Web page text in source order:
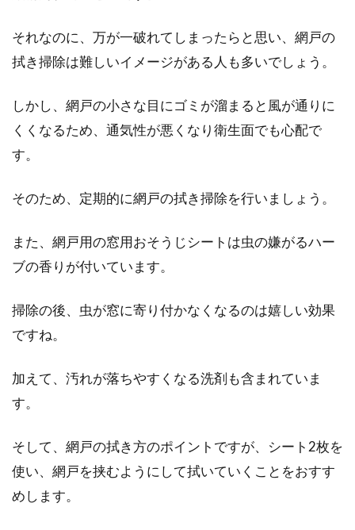
それなのに、万が一破れてしまったらと思い、網戸の
拭き掃除は難しいイメージがある人も多いでしょう。
しかし、網戸の小さな目にゴミが溜まると風が通りに
くくなるため、通気性が悪くなり衛生面でも心配で
す。
そのため、定期的に網戸の拭き掃除を行いましょう。
また、網戸用の窓用おそうじシートは虫の嫌がるハー
ブの香りが付いています。
掃除の後、虫が窓に寄り付かなくなるのは嬉しい効果
ですね。
加えて、汚れが落ちやすくなる洗剤も含まれていま
す。
そして、網戸の拭き方のポイントですが、シート2枚を
使い、網戸を挟むようにして拭いていくことをおすす
めします。